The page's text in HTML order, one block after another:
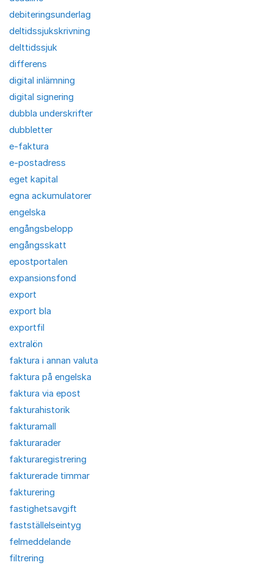
debiteringsunderlag
deltidssjukskrivning
delttidssjuk
differens
digital inlämning
digital signering
dubbla underskrifter
dubbletter
e-faktura
e-postadress
eget kapital
egna ackumulatorer
engelska
engångsbelopp
engångsskatt
epostportalen
expansionsfond
export
export bla
exportfil
extralön
faktura i annan valuta
faktura på engelska
faktura via epost
fakturahistorik
fakturamall
fakturarader
fakturaregistrering
fakturerade timmar
fakturering
fastighetsavgift
fastställelseintyg
felmeddelande
filtrering